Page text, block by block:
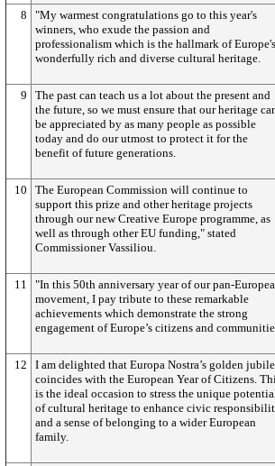
8
"My warmest congratulations go to this year's
winners, who exude the passion and
professionalism which is the hallmark of Europe's
wonderfully rich and diverse cultural heritage.
9
The past can teach us a lot about the present and
the future, so we must ensure that our heritage
be appreciated by as many people as possible
today and do our utmost to protect it for the
benefit of future generations.
10
The European Commission will continue to
support this prize and other heritage projects
through our new Creative Europe programme, as
well as through other EU funding," stated
Commissioner Vassiliou.
11
"In this 50th anniversary year of our pan-
movement, I pay tribute to these remarkable
achievements which demonstrate the strong
engagement of Europe’s citizens and
12
I am delighted that Europa Nostra’s golden
coincides with the European Year of Citizens.
is the ideal occasion to stress the unique
of cultural heritage to enhance civic
and a sense of belonging to a wider European
family.